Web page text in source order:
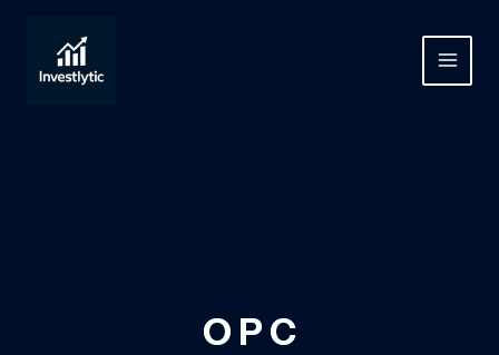
contenu
MAIN
O P C